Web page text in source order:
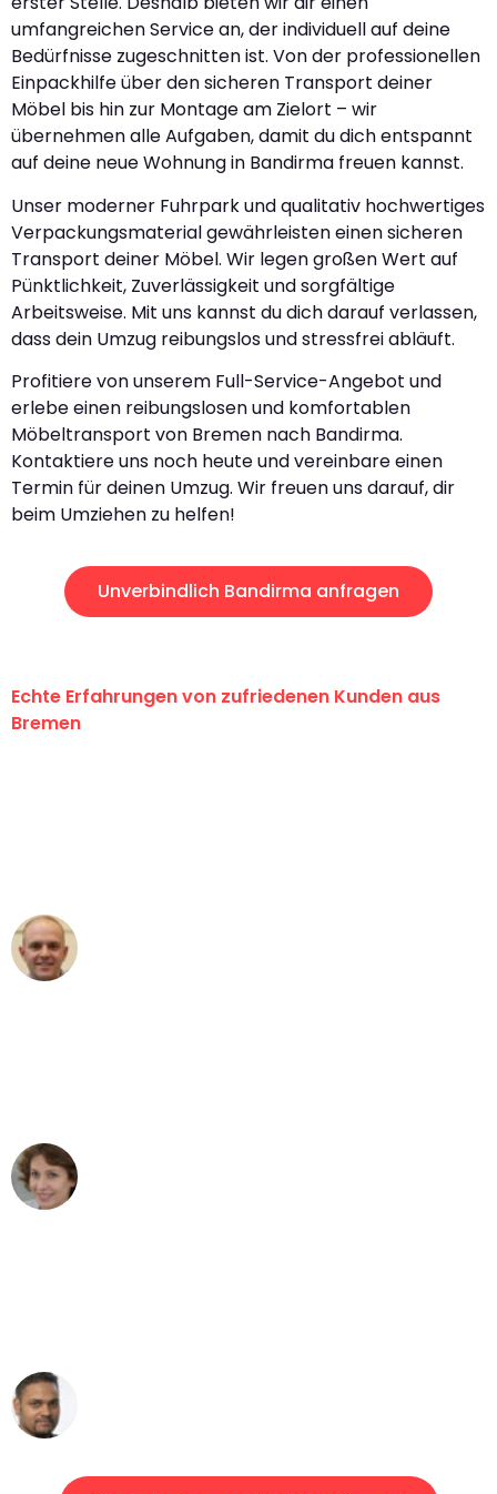
umfangreichen Service an, der individuell auf deine
Bedürfnisse zugeschnitten ist. Von der professionellen
Einpackhilfe über den sicheren Transport deiner
Möbel bis hin zur Montage am Zielort – wir
übernehmen alle Aufgaben, damit du dich entspannt
auf deine neue Wohnung in Bandirma freuen kannst.
Unser moderner Fuhrpark und qualitativ hochwertiges
Verpackungsmaterial gewährleisten einen sicheren
Transport deiner Möbel. Wir legen großen Wert auf
Pünktlichkeit, Zuverlässigkeit und sorgfältige
Arbeitsweise. Mit uns kannst du dich darauf verlassen,
dass dein Umzug reibungslos und stressfrei abläuft.
Profitiere von unserem Full-Service-Angebot und
erlebe einen reibungslosen und komfortablen
Möbeltransport von Bremen nach Bandirma.
Kontaktiere uns noch heute und vereinbare einen
Termin für deinen Umzug. Wir freuen uns darauf, dir
beim Umziehen zu helfen!
Unverbindlich Bandirma anfragen
Echte Erfahrungen von zufriedenen Kunden aus
Bremen